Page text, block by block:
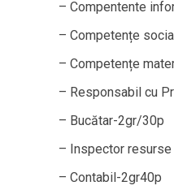
– Compentente
– Competențe
– Competențe
– Responsabil cu
– Bucătar-2gr/30p
– Inspector
– Contabil-2gr40p